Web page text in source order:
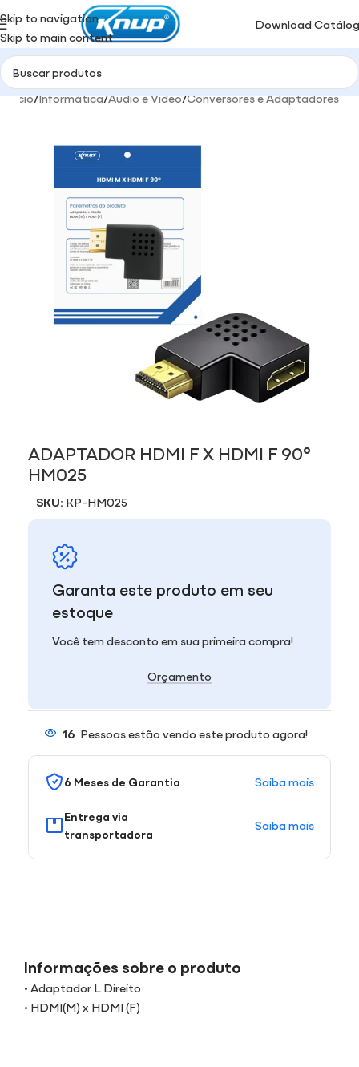
Skip to navigation
Skip to main content
Download
Início/Informática/Audio e Video/Conversores e Adaptadores
ADAPTADOR HDMI F X HDMI F 90°
HM025
SKU: KP-HM025
Garanta este produto em seu
estoque
Você tem desconto em sua primeira compra!
Orçamento
16 Pessoas estão vendo este produto agora!
6 Meses de Garantia Saiba mais
Entrega via
transportadora
Saiba mais
Informações sobre o produto
• Adaptador L Direito
• HDMI(M) x HDMI (F)